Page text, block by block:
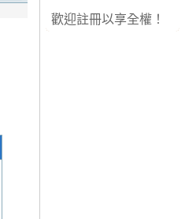
歡迎註冊以享全權！